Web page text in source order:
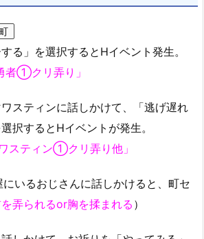
る」を選択するとHイベント発生。
者①クリ弄り」
ワスティンに話しかけて、「逃げ遅れ
するとHイベントが発生。
スティン①クリ弄り他」
にいるおじさんに話しかけると、町セ
弄られるor胸を揉まれる ）